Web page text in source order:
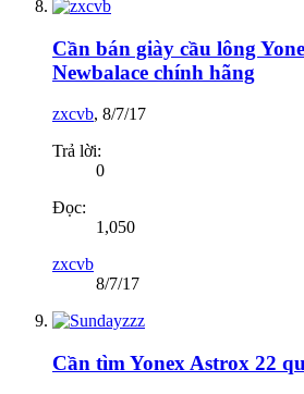
Cần bán giày cầu lông
Newbalace chính hãng
zxcvb, 8/7/17
Trả lời:
0
Đọc:
1,050
zxcvb
8/7/17
Cần tìm Yonex Astrox 22